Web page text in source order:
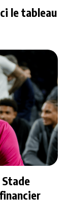
le tableau